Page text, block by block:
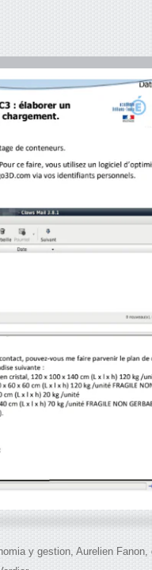
y gestion, Aurelien